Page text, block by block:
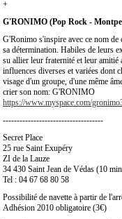
+
G'RONIMO (Pop Rock -
G'Ronimo s'inspire avec ce nom de
sa détermination. Habiles de leurs
su allier leur fraternité et leur amitié
influences diverses et variées dont
visage d'un groupe, d'une même
crier son nom: G'RONIMO
https://www.myspace.com/
------------------------------------
Secret Place
25 rue Saint Exupéry
ZI de la Lauze
34 430 Saint Jean de Védas (10
Tel : 04 67 68 80 58
Possibilité de navette à partir de
Adhésion 2010 obligatoire (3€)